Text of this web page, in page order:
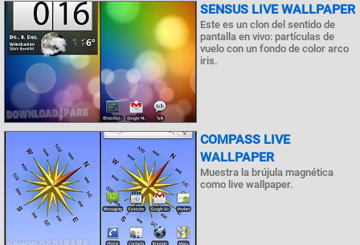
SENSUS LIVE WALLPAPER
Este es un clon del sentido de
pantalla en vivo: partículas de
vuelo con un fondo de color arco
iris.
COMPASS LIVE
WALLPAPER
Muestra la brújula magnética
como live wallpaper.